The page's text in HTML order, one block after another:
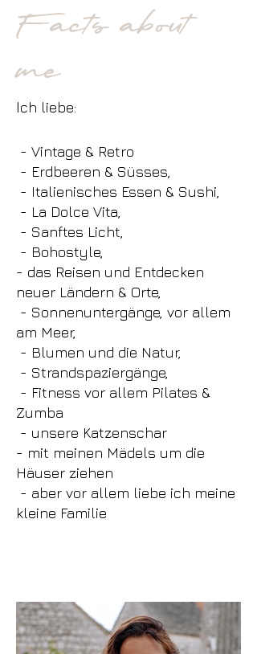
Facts about
me
Ich liebe:
- Vintage & Retro
- Erdbeeren & Süsses,
​ - Italienisches Essen & Sushi,
- La Dolce Vita,
- Sanftes Licht,
- Bohostyle,
- das Reisen und Entdecken
neuer Ländern & Orte,
- Sonnenuntergänge, vor allem
am Meer,
- Blumen und die Natur,
- Strandspaziergänge,
- Fitness vor allem Pilates &
Zumba
- unsere Katzenschar
- mit meinen Mädels um die
Häuser ziehen
- aber vor allem liebe ich meine
kleine Familie